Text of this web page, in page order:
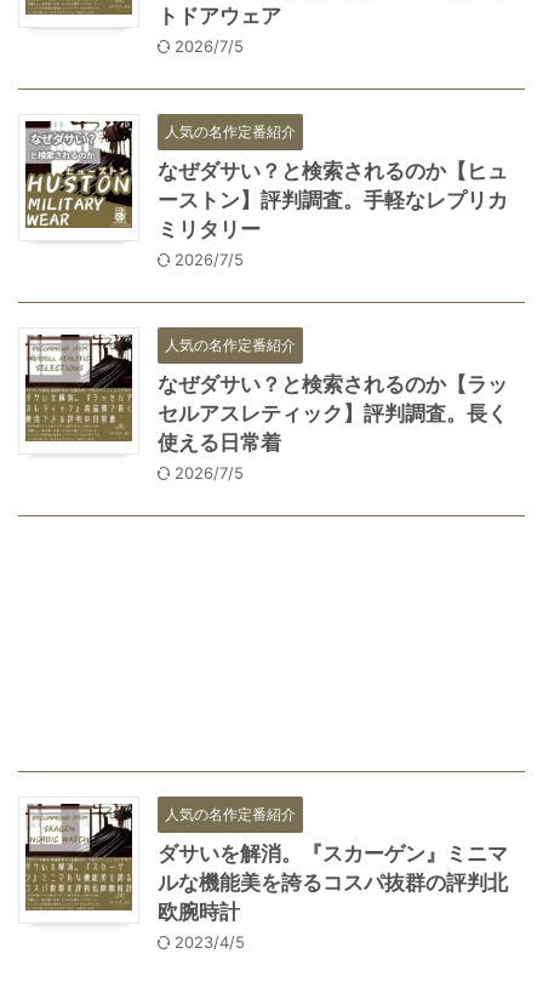
トドアウェア
2026/7/5
人気の名作定番紹介
なぜダサい？と検索されるのか【ヒュ
ーストン】評判調査。手軽なレプリカ
ミリタリー
2026/7/5
人気の名作定番紹介
なぜダサい？と検索されるのか【ラッ
セルアスレティック】評判調査。長く
使える日常着
2026/7/5
人気の名作定番紹介
ダサいを解消。『スカーゲン』ミニマ
ルな機能美を誇るコスパ抜群の評判北
欧腕時計
2023/4/5